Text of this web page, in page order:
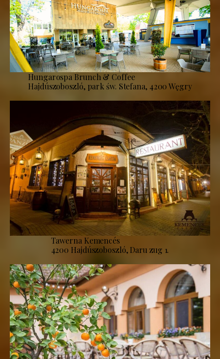
Hungarospa Brunch & Coffee
Hajdúszoboszló, park św. Stefana, 4200 Węgry
Tawerna Kemencés
4200 Hajdúszoboszló, Daru zug 1.